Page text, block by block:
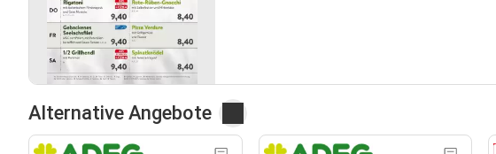
Alternative Angebote